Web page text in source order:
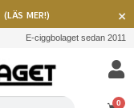
(LÄS MER!) ×
E-ciggbolaget sedan 2011
0